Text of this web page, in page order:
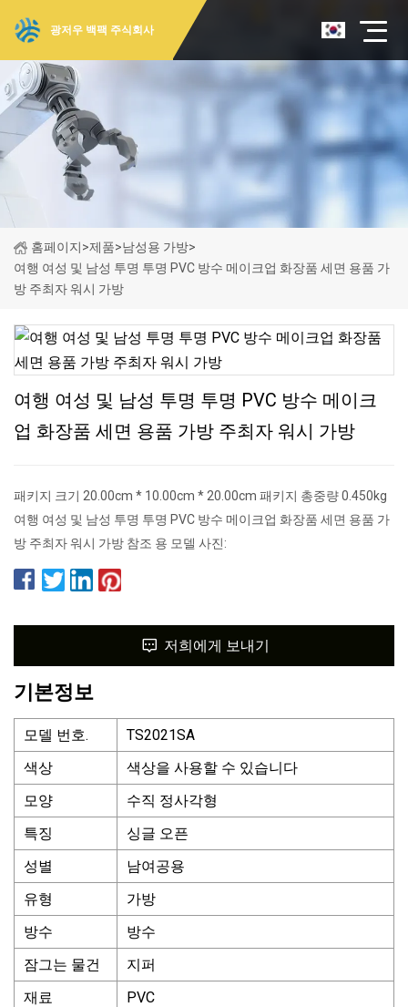
광저우 백팩 주식회사
홈페이지>제품>남성용 가방>
여행 여성 및 남성 투명 투명 PVC 방수 메이크업 화장품 세면 용품 가
방 주최자 워시 가방
여행 여성 및 남성 투명 투명 PVC 방수 메이크
업 화장품 세면 용품 가방 주최자 워시 가방
패키지 크기 20.00cm * 10.00cm * 20.00cm 패키지 총중량 0.450kg
여행 여성 및 남성 투명 투명 PVC 방수 메이크업 화장품 세면 용품 가
방 주최자 워시 가방 참조 용 모델 사진:
저희에게 보내기
기본정보
모델 번호.
TS2021SA
색상
색상을 사용할 수 있습니다
모양
수직 정사각형
특징
싱글 오픈
성별
남여공용
유형
가방
방수
방수
잠그는 물건
지퍼
재료
PVC